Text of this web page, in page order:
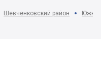
Шевченковский район